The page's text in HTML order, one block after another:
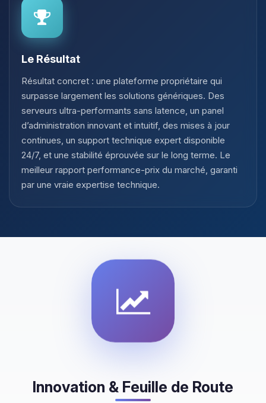
Le Résultat
Résultat concret : une plateforme propriétaire qui
surpasse largement les solutions génériques. Des
serveurs ultra-performants sans latence, un panel
d’administration innovant et intuitif, des mises à jour
continues, un support technique expert disponible
24/7, et une stabilité éprouvée sur le long terme. Le
meilleur rapport performance-prix du marché, garanti
par une vraie expertise technique.
Innovation & Feuille de Route